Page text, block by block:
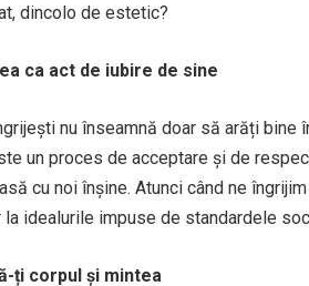
dincolo de estetic?
ca act de iubire de sine
nu înseamnă doar să arăți
un proces de acceptare și de
cu noi înșine. Atunci când ne
la idealurile impuse de standardele
ți corpul și mintea